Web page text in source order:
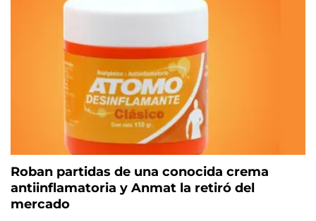
Roban partidas de una conocida crema
antiinflamatoria y Anmat la retiró del
mercado